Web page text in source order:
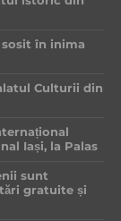
în inima
Culturii din
Iași, la Palas
sunt
gratuite și